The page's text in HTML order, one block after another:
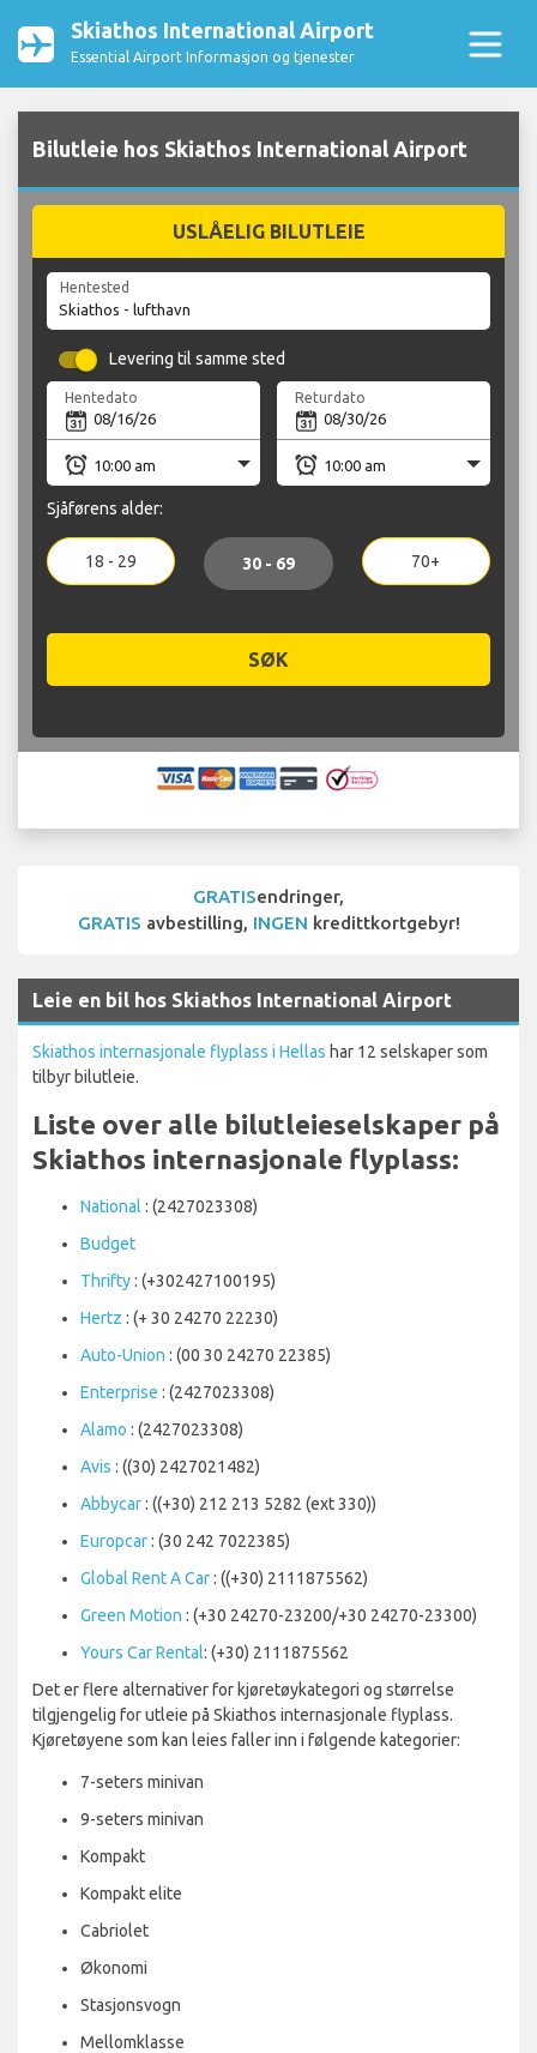
Skiathos International Airport
Essential Airport Informasjon og tjenester
Bilutleie hos Skiathos International Airport
USLÅELIG BILUTLEIE
Hentested
Levering til samme sted
Hentedato Returdato
Sjåførens alder:
18 - 29 30 - 69 70+
SØK
GRATISendringer,
GRATIS avbestilling, INGEN kredittkortgebyr!
Leie en bil hos Skiathos International Airport
Skiathos internasjonale flyplass i Hellas har 12 selskaper som
tilbyr bilutleie.
Liste over alle bilutleieselskaper på
Skiathos internasjonale flyplass:
National : (2427023308)
Budget
Thrifty: (+302427100195)
Hertz : (+ 30 24270 22230)
Auto-Union : (00 30 24270 22385)
Enterprise : (2427023308)
Alamo : (2427023308)
Avis : ((30) 2427021482)
Abbycar: ((+30) 212 213 5282 (ext 330))
Europcar: (30 242 7022385)
Global Rent A Car: ((+30) 2111875562)
Green Motion : (+30 24270-23200/+30 24270-23300)
Yours Car Rental: (+30) 2111875562
Det er flere alternativer for kjøretøykategori og størrelse
tilgjengelig for utleie på Skiathos internasjonale flyplass.
Kjøretøyene som kan leies faller inn i følgende kategorier:
7-seters minivan
9-seters minivan
Kompakt
Kompakt elite
Cabriolet
Økonomi
Stasjonsvogn
Mellomklasse